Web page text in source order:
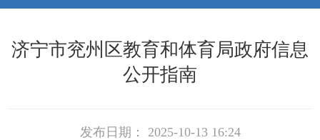
济宁市兖州区教育和体育局政府信息
公开指南
发布日期： 2025-10-13 16:24